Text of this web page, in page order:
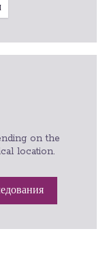
on the
location.